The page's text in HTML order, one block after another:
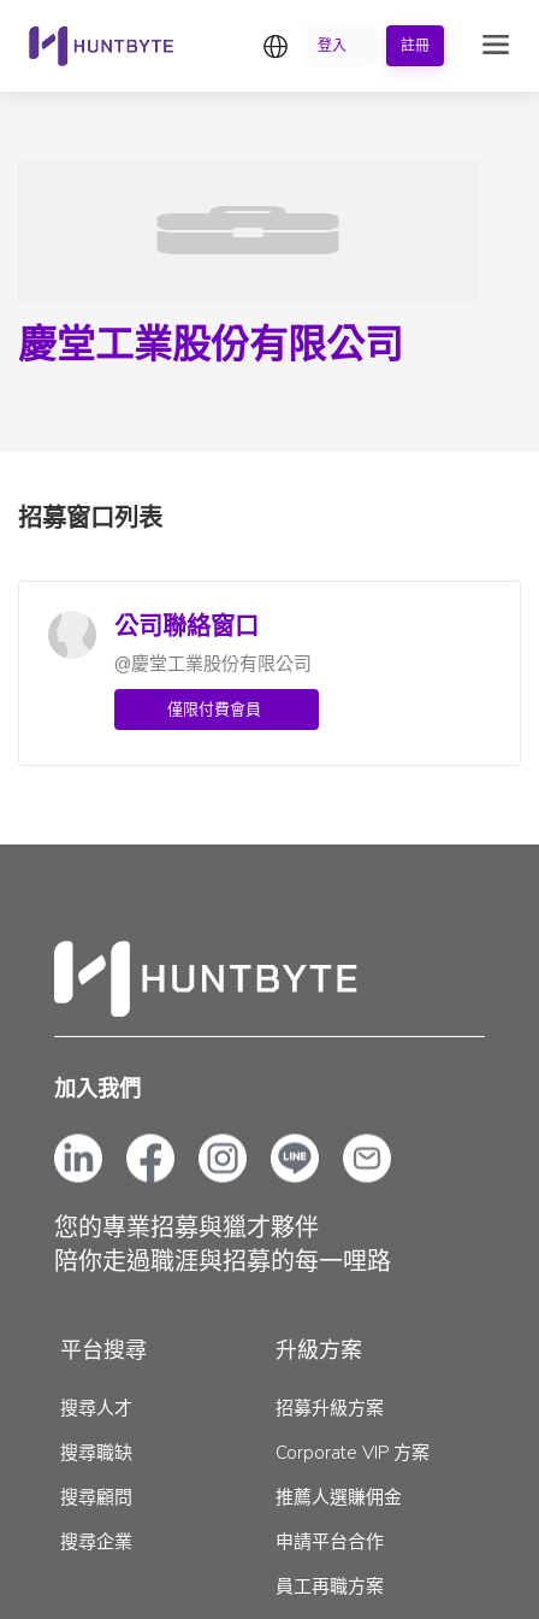
繁中登入 註冊
慶堂工業股份有限公司
招募窗口列表
公司聯絡窗口
@慶堂工業股份有限公司
僅限付費會員
加入我們
您的專業招募與獵才夥伴
陪你走過職涯與招募的每一哩路
平台搜尋
搜尋人才
搜尋職缺
搜尋顧問
搜尋企業
升級方案
招募升級方案
Corporate VIP 方案
推薦人選賺佣金
申請平台合作
員工再職方案